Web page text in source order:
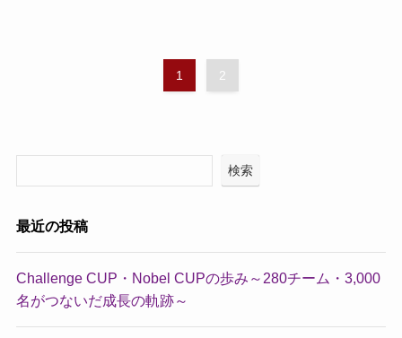
1 2
検索
最近の投稿
Challenge CUP・Nobel CUPの歩み～280チーム・3,000
名がつないだ成長の軌跡～